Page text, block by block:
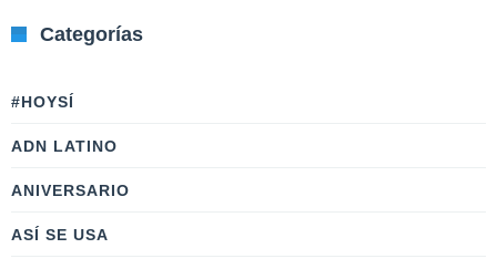
Categorías
#HOYSÍ
ADN LATINO
ANIVERSARIO
ASÍ SE USA